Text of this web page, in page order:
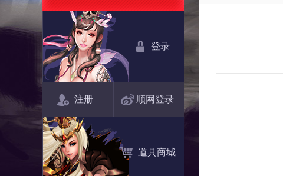
登录
注册 顺网登录
道具商城